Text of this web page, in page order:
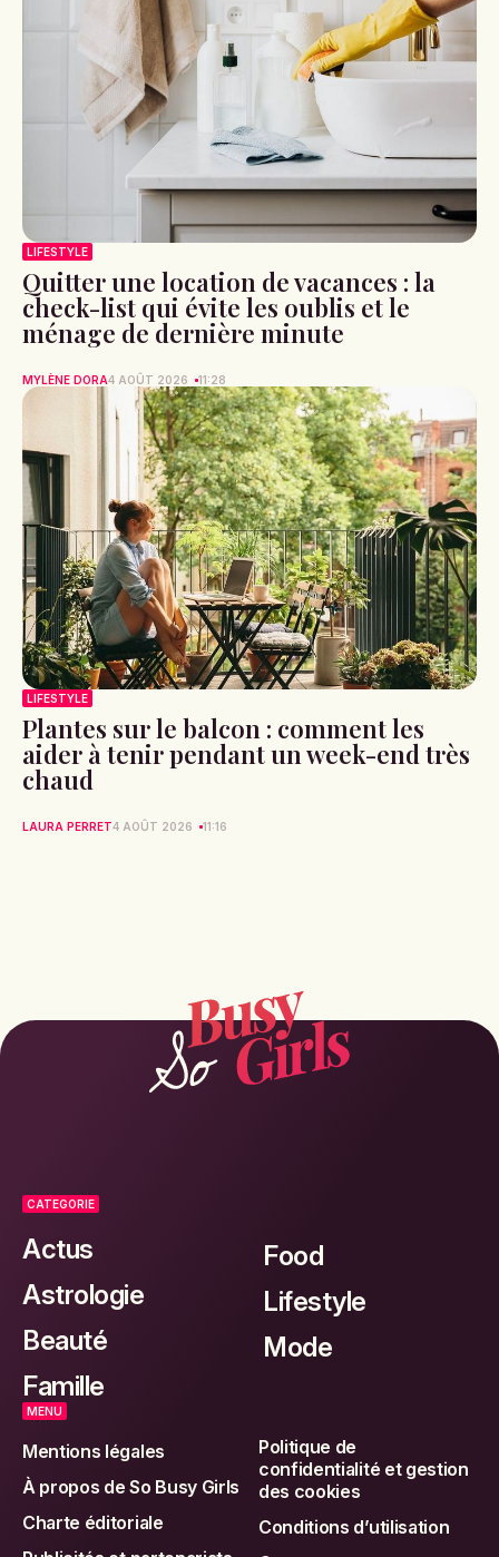
LIFESTYLE
Quitter une location de vacances : la
check-list qui évite les oublis et le
ménage de dernière minute
MYLÈNE DORA4 AOÛT 2026 11:28
LIFESTYLE
Plantes sur le balcon : comment les
aider à tenir pendant un week-end très
chaud
LAURA PERRET4 AOÛT 2026 11:16
CATEGORIE
Actus
Astrologie
Beauté
Famille
Food
Lifestyle
Mode
MENU
Mentions légales
À propos de So Busy Girls
Charte éditoriale
Politique de
confidentialité et gestion
des cookies
Conditions d’utilisation